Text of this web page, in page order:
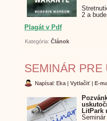
2 a bude
Plagát v Pdf
Kategória: Článok
SEMINÁR PRE
Napísal: Eka | Vytlačiť | E-
LitPark